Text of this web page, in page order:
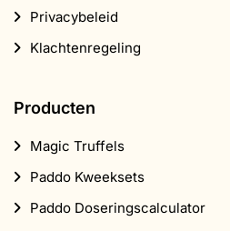
Privacybeleid
Klachtenregeling
Producten
Magic Truffels
Paddo Kweeksets
Paddo Doseringscalculator